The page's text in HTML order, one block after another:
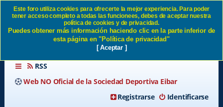
Política de privacidad SD
Eibar
RSS
Web NO Oficial de la Sociedad Deportiva Eibar
Identificarse
Registrarse
Este foro utiliza cookies para ofrecerte la mejor experiencia. Para poder
tener acceso completo a todas las funcionees, debes de aceptar nuestra
política de cookies y de privacidad.
Puedes obtener más información haciendo clic en la parte inferior de
esta página en "Política de privacidad"
[ Aceptar ]